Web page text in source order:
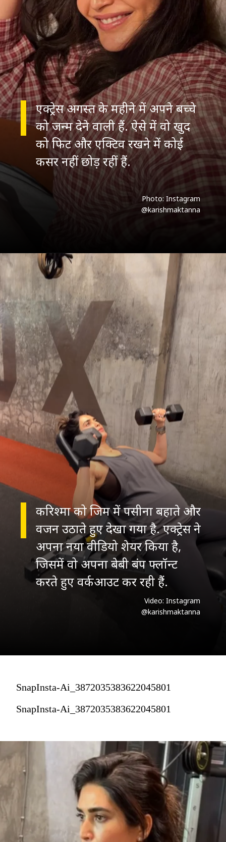
एक्ट्रेस अगस्त के महीने में अपने बच्चे
को जन्म देने वाली हैं. ऐसे में वो खुद
को फिट और एक्टिव रखने में कोई
कसर नहीं छोड़ रहीं हैं.
Photo: Instagram
@karishmaktanna
करिश्मा को जिम में पसीना बहाते और
वजन उठाते हुए देखा गया है. एक्ट्रेस ने
अपना नया वीडियो शेयर किया है,
जिसमें वो अपना बेबी बंप फ्लॉन्ट
करते हुए वर्कआउट कर रही हैं.
Video: Instagram
@karishmaktanna
SnapInsta-Ai_3872035383622045801
SnapInsta-Ai_3872035383622045801